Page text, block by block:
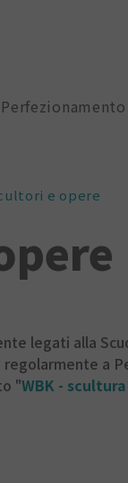
Perfezionamento
e opere
legati alla
a
"WBK -